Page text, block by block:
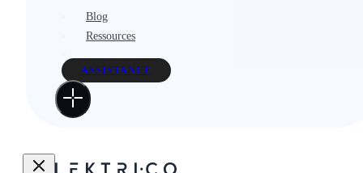
Blog
Ressources
ASSISTANCE